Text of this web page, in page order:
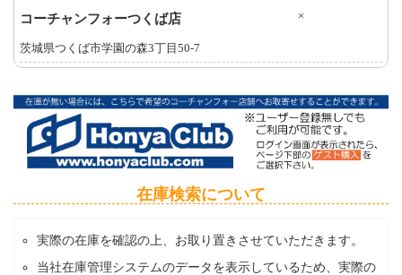
コーチャンフォーつくば店 ×
茨城県つくば市学園の森3丁目50-7
在庫検索について
実際の在庫を確認の上、お取り置きさせていただきます。
当社在庫管理システムのデータを表示しているため、実際の